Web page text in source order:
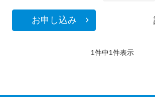
お申し込み
1件中1件表示